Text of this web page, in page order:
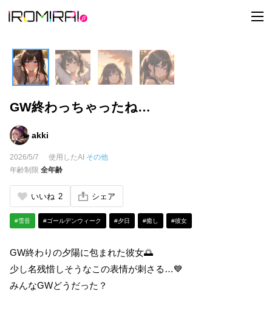
t
o
GW終わっちゃったね…
akki
2026/5/7 使用したAI その他
年齢制限 全年齢
いいね 2 シェア
#雪音 #ゴールデンウィーク #夕日 #癒し #彼女
GW終わりの夕陽に包まれた彼女🌅
少し名残惜しそうなこの表情が刺さる…💙
みんなGWどうだった？